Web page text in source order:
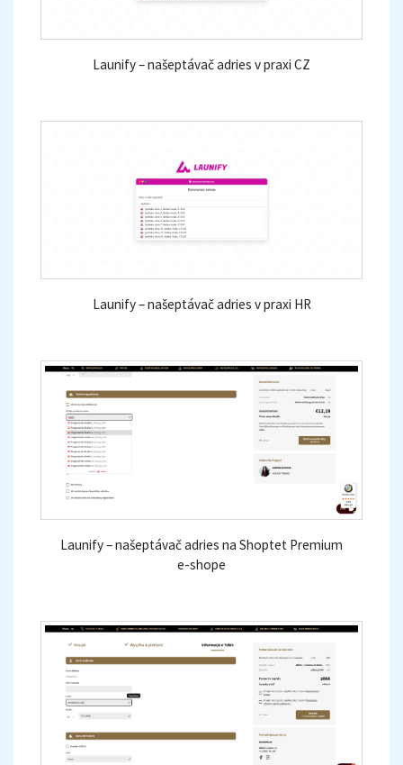
Launify – našeptávač adries v praxi CZ
Launify – našeptávač adries v praxi HR
Launify – našeptávač adries na Shoptet Premium
e-shope